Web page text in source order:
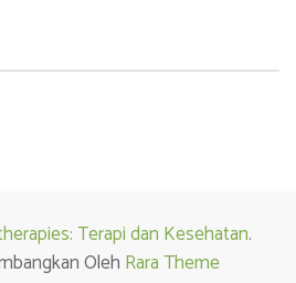
Terapi dan Kesehatan.
Oleh Rara Theme